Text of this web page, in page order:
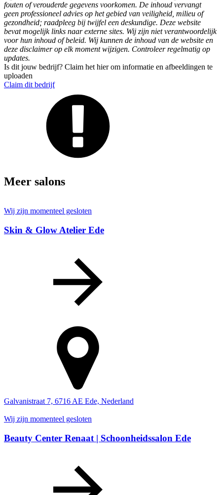
fouten of verouderde gegevens voorkomen. De inhoud vervangt
geen professioneel advies op het gebied van veiligheid, milieu of
gezondheid; raadpleeg bij twijfel een deskundige. Deze website
bevat mogelijk links naar externe sites. Wij zijn niet verantwoordelijk
voor hun inhoud of beleid. Wij kunnen de inhoud van de website en
deze disclaimer op elk moment wijzigen. Controleer regelmatig op
updates.
Is dit jouw bedrijf? Claim het hier om informatie en afbeeldingen te
uploaden
Claim dit bedrijf
Meer salons
Wij zijn momenteel gesloten
Skin & Glow Atelier Ede
Galvanistraat 7, 6716 AE Ede, Nederland
Wij zijn momenteel gesloten
Beauty Center Renaat | Schoonheidssalon Ede